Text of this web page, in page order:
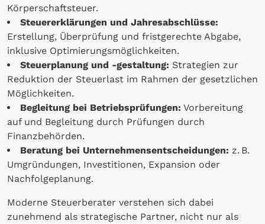
Körperschaftsteuer.
Steuererklärungen und Jahresabschlüsse:
Erstellung, Überprüfung und fristgerechte Abgabe,
inklusive Optimierungsmöglichkeiten.
Steuerplanung und -gestaltung: Strategien zur
Reduktion der Steuerlast im Rahmen der gesetzlichen
Möglichkeiten.
Begleitung bei Betriebsprüfungen: Vorbereitung
auf und Begleitung durch Prüfungen durch
Finanzbehörden.
Beratung bei Unternehmensentscheidungen: z. B.
Umgründungen, Investitionen, Expansion oder
Nachfolgeplanung.
Moderne Steuerberater verstehen sich dabei
zunehmend als strategische Partner, nicht nur als